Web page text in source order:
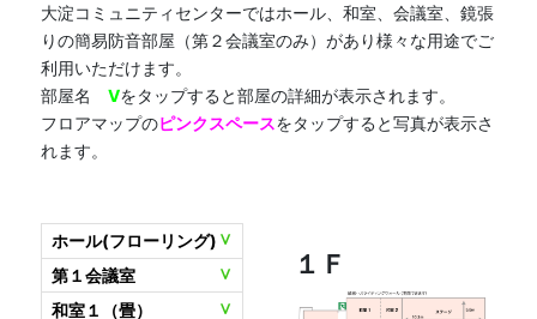
大淀コミュニティセンターではホール、和室、会議室、鏡張
りの簡易防音部屋（第２会議室のみ）があり様々な用途でご
利用いただけます。
部屋名 Vをタップすると部屋の詳細が表示されます。
フロアマップのピンクスペースをタップすると写真が表示さ
れます。
ホール(フローリング)
第１会議室
和室１（畳）
１Ｆ